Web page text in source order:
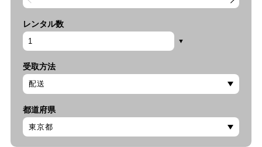
レンタル数
受取方法
都道府県